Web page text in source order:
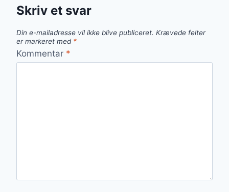
Skriv et svar
Din e-mailadresse vil ikke blive publiceret. Krævede felter
er markeret med *
Kommentar *